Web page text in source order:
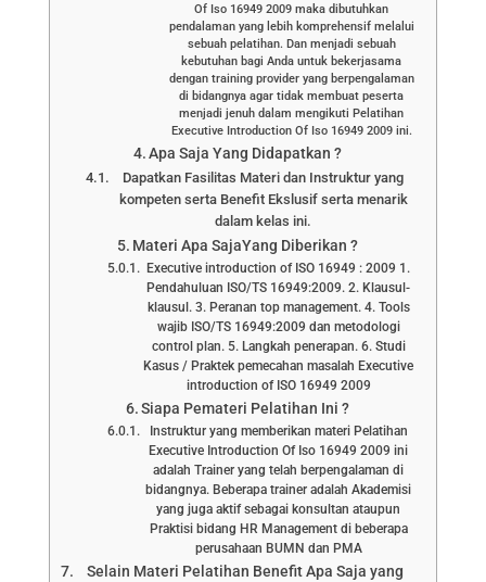
Of Iso 16949 2009 maka dibutuhkan
pendalaman yang lebih komprehensif melalui
sebuah pelatihan. Dan menjadi sebuah
kebutuhan bagi Anda untuk bekerjasama
dengan training provider yang berpengalaman
di bidangnya agar tidak membuat peserta
menjadi jenuh dalam mengikuti Pelatihan
Executive Introduction Of Iso 16949 2009 ini.
Apa Saja Yang Didapatkan ?
Dapatkan Fasilitas Materi dan Instruktur yang
kompeten serta Benefit Ekslusif serta menarik
dalam kelas ini.
Materi Apa SajaYang Diberikan ?
Executive introduction of ISO 16949 : 2009 1.
Pendahuluan ISO/TS 16949:2009. 2. Klausul-
klausul. 3. Peranan top management. 4. Tools
wajib ISO/TS 16949:2009 dan metodologi
control plan. 5. Langkah penerapan. 6. Studi
Kasus / Praktek pemecahan masalah Executive
introduction of ISO 16949 2009
Siapa Pemateri Pelatihan Ini ?
Instruktur yang memberikan materi Pelatihan
Executive Introduction Of Iso 16949 2009 ini
adalah Trainer yang telah berpengalaman di
bidangnya. Beberapa trainer adalah Akademisi
yang juga aktif sebagai konsultan ataupun
Praktisi bidang HR Management di beberapa
perusahaan BUMN dan PMA
Selain Materi Pelatihan Benefit Apa Saja yang